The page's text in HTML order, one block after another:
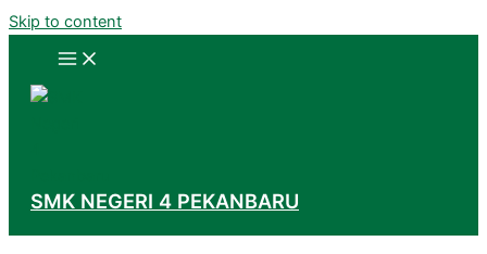
Skip to content
SMK NEGERI 4 PEKANBARU